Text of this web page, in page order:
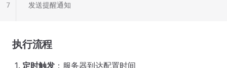
发送提醒通知
7
执行流程
定时触发 ：服务器到达配置时间